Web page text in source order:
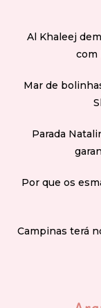
Al Khaleej
com
Mar de
Parada
Por que os
Campinas terá